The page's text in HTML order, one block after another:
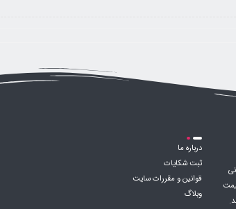
درباره ما
ثبت شکایات
قوانین و مقررات سایت
وبلاگ